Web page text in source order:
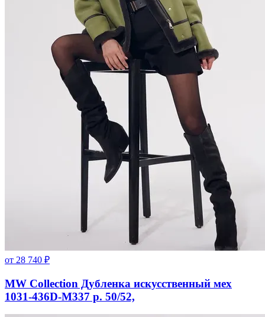
от 28 740 ₽
MW Collection Дубленка искусственный мех
1031-436D-M337 р. 50/52,